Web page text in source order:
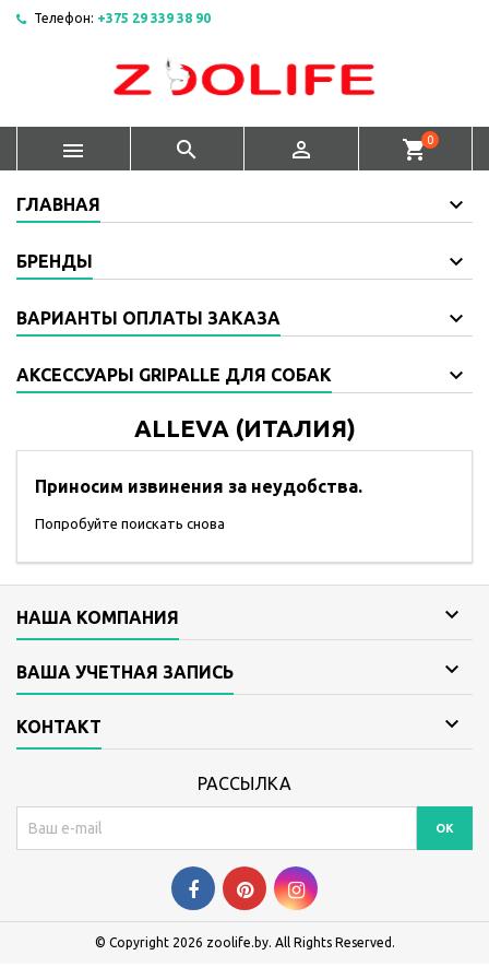
Телефон: +375 29 339 38 90
   shopping_cart0
ГЛАВНАЯ
БРЕНДЫ
ВАРИАНТЫ ОПЛАТЫ ЗАКАЗА
АКСЕССУАРЫ GRIPALLE ДЛЯ СОБАК
ALLEVA (ИТАЛИЯ)
Приносим извинения за неудобства.
Попробуйте поискать снова
НАША КОМПАНИЯ 
ВАША УЧЕТНАЯ ЗАПИСЬ 
КОНТАКТ 
РАССЫЛКА
© Copyright 2026 zoolife.by. All Rights Reserved.